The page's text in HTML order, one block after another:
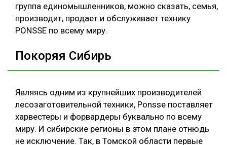
группа единомышленников, можно сказать, семья,
производит, продает и обслуживает технику
PONSSE по всему миру.
Покоряя Сибирь
Являясь одним из крупнейших производителей
лесозаготовительной техники, Ponsse поставляет
харвестеры и форвардеры буквально по всему
миру. И сибирские регионы в этом плане отнюдь
не исключение. Так, в Томской области первые